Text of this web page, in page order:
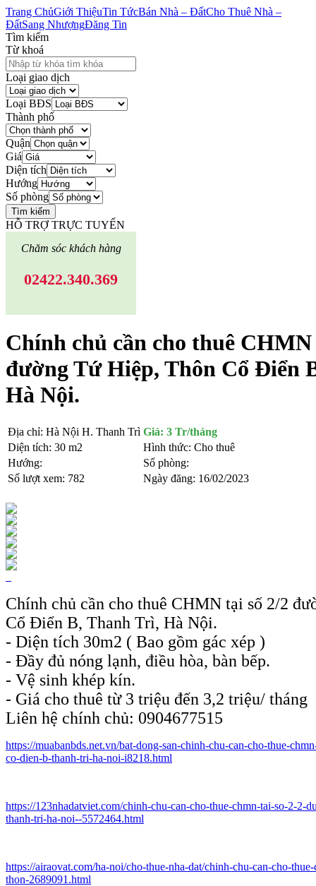
Trang ChủGiới ThiệuTin TứcBán Nhà – ĐấtCho Thuê Nhà –
ĐấtSang NhượngĐăng Tin
Tìm kiếm
Từ khoá
Loại giao dịch
Loại BĐS
Thành phố
Quận
Giá
Diện tích
Hướng
Số phòng
Tìm kiếm
HỖ TRỢ TRỰC TUYẾN
Chăm sóc khách hàng
02422.340.369
Chính chủ cần cho thuê CHMN
đường Tứ Hiệp, Thôn Cổ Điển
Hà Nội.
Địa chỉ: Hà Nội H. Thanh Trì Giá: 3 Tr/tháng
Diện tích: 30 m2 Hình thức: Cho thuê
Hướng:
Số phòng:
Số lượt xem: 782 Ngày đăng: 16/02/2023
Chính chủ cần cho thuê CHMN tại số 2/2
Cổ Điển B, Thanh Trì, Hà Nội.
- Diện tích 30m2 ( Bao gồm gác xép )
- Đầy đủ nóng lạnh, điều hòa, bàn bếp.
- Vệ sinh khép kín.
- Giá cho thuê từ 3 triệu đến 3,2 triệu/ tháng
Liên hệ chính chủ: 0904677515
https://muabanbds.net.vn/bat-dong-san-chinh-chu-can-cho-thue-
co-dien-b-thanh-tri-ha-noi-i8218.html
https://123nhadatviet.com/chinh-chu-can-cho-thue-chmn-tai-so-2-2-
thanh-tri-ha-noi--5572464.html
https://airaovat.com/ha-noi/cho-thue-nha-dat/chinh-chu-can-cho-
thon-2689091.html